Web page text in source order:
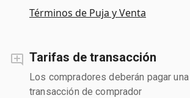
Términos de Puja y Venta
Tarifas de transacción
Los compradores deberán pagar
transacción de comprador